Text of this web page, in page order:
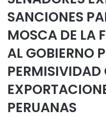
SANCIONES
MOSCA DE LA
AL GOBIERNO
PERMISIVIDAD
PERUANAS